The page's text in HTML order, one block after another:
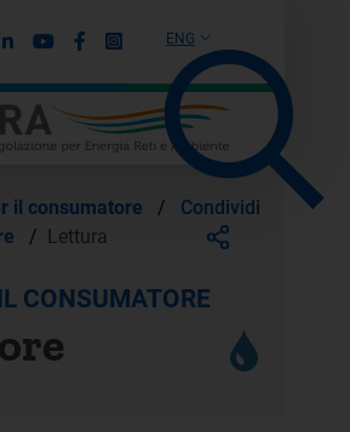
ENG
LinkedinYoutubeFacebook
Instagram
il consumatore
/
/ Lettura
Condividi
CONSUMATORE